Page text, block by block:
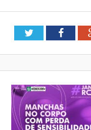
Twitter